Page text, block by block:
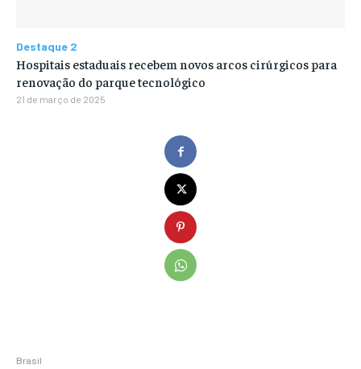
Brasil
Destaque 2
Hospitais estaduais recebem novos arcos cirúrgicos para
renovação do parque tecnológico
21 de março de 2025